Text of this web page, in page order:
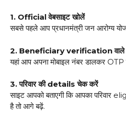
1. Official वेबसाइट खोलें
सबसे पहले आप प्रधानमंत्री जन आरोग्य
2. Beneficiary verification वाले
यहां आप अपना मोबाइल नंबर डालकर
3. परिवार की details चेक करें
साइट आपको बताएगी कि आपका परिवार
है तो आगे बढ़ें.